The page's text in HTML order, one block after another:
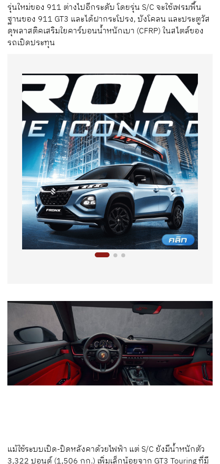
รุ่นใหม่ของ 911 ต่างไปอีกระดับ โดยรุ่น S/C จะใช้เฟรมพื้น
ฐานของ 911 GT3 และได้ฝากระโปรง, บังโคลน และประตูวัส
ดุพลาสติคเสริมใยคาร์บอนน้ำหนักเบา (CFRP) ในสไตล์ของ
รถเปิดประทุน
แม้ใช้ระบบเปิด-ปิดหลังคาด้วยไฟฟ้า แต่ S/C ยังมีน้ำหนักตัว
3,322 ปอนด์ (1,506 กก.) เพิ่มเล็กน้อยจาก GT3 Touring ที่มี